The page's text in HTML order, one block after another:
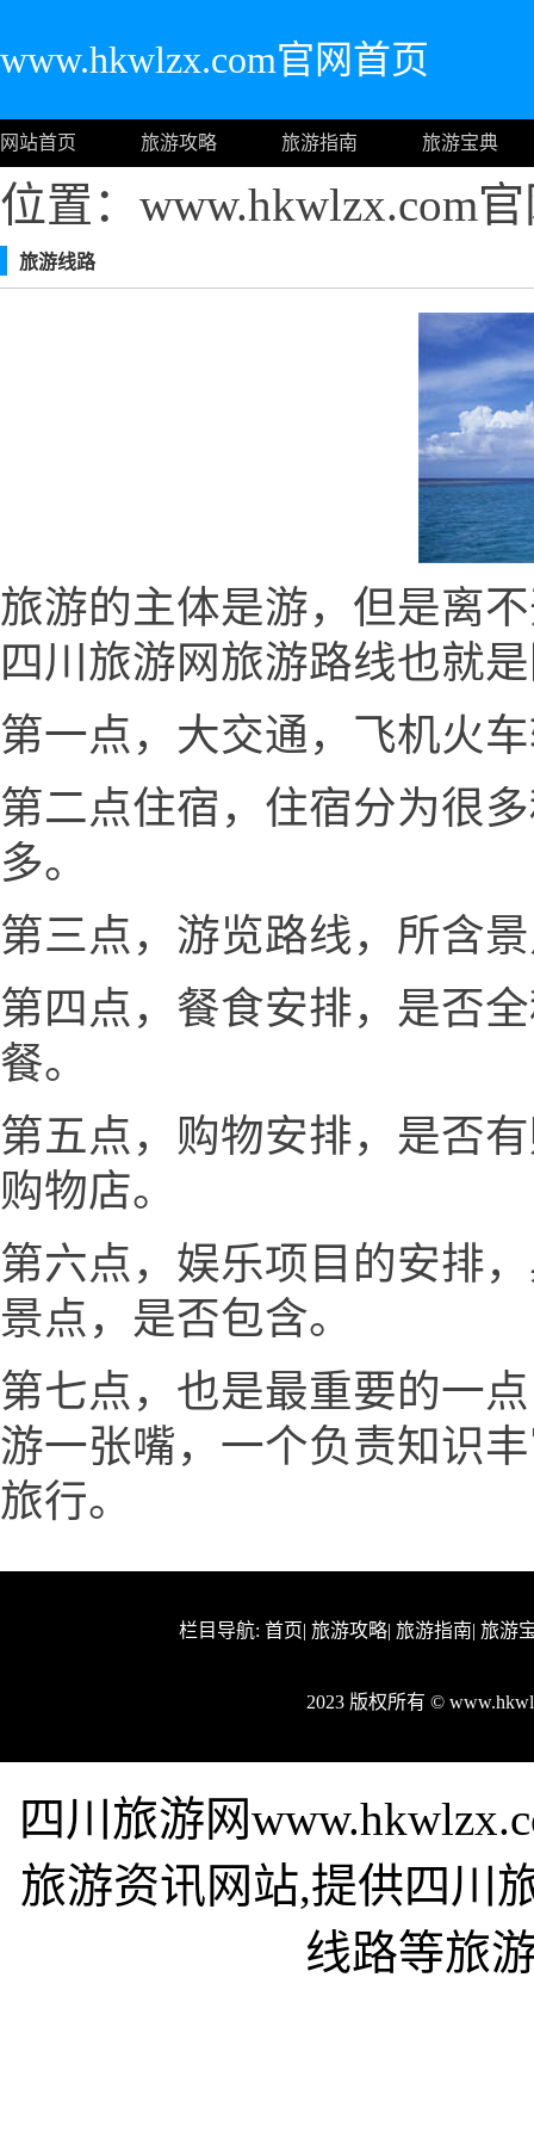
www.hkwlzx.com官网首页
网站首页 旅游攻略 旅游指南 旅游宝典
位置：www.hkwlzx.com
旅游线路
旅游的主体是游，但是离
四川旅游网旅游路线也就
第一点，大交通，飞机火
第二点住宿，住宿分为很
多。
第三点，游览路线，所含
第四点，餐食安排，是否
餐。
第五点，购物安排，是否
购物店。
第六点，娱乐项目的安排
景点，是否包含。
第七点，也是最重要的一
游一张嘴，一个负责知识
旅行。
栏目导航: 首页| 旅游攻略| 旅游指南| 旅游
2023 版权所有 ©
四川旅游网
旅游资讯网站,提供四川
线路等旅